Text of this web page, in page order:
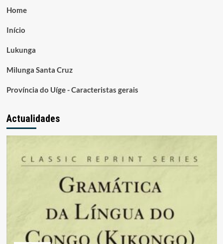
Home
Início
Lukunga
Milunga Santa Cruz
Província do Uíge - Caracteristas gerais
Actualidades